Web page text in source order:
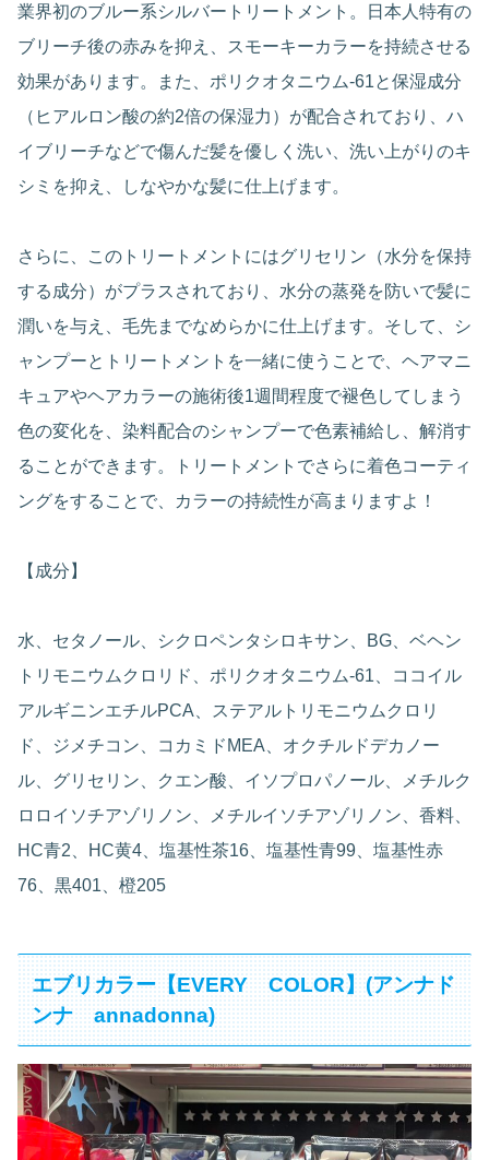
業界初のブルー系シルバートリートメント。日本人特有の
ブリーチ後の赤みを抑え、スモーキーカラーを持続させる
効果があります。また、ポリクオタニウム-61と保湿成分
（ヒアルロン酸の約2倍の保湿力）が配合されており、ハ
イブリーチなどで傷んだ髪を優しく洗い、洗い上がりのキ
シミを抑え、しなやかな髪に仕上げます。
さらに、このトリートメントにはグリセリン（水分を保持
する成分）がプラスされており、水分の蒸発を防いで髪に
潤いを与え、毛先までなめらかに仕上げます。そして、シ
ャンプーとトリートメントを一緒に使うことで、ヘアマニ
キュアやヘアカラーの施術後1週間程度で褪色してしまう
色の変化を、染料配合のシャンプーで色素補給し、解消す
ることができます。トリートメントでさらに着色コーティ
ングをすることで、カラーの持続性が高まりますよ！
【成分】
水、セタノール、シクロペンタシロキサン、BG、ベヘン
トリモニウムクロリド、ポリクオタニウム-61、ココイル
アルギニンエチルPCA、ステアルトリモニウムクロリ
ド、ジメチコン、コカミドMEA、オクチルドデカノー
ル、グリセリン、クエン酸、イソプロパノール、メチルク
ロロイソチアゾリノン、メチルイソチアゾリノン、香料、
HC青2、HC黄4、塩基性茶16、塩基性青99、塩基性赤
76、黒401、橙205
エブリカラー【EVERY COLOR】(アンナド
ンナ annadonna)